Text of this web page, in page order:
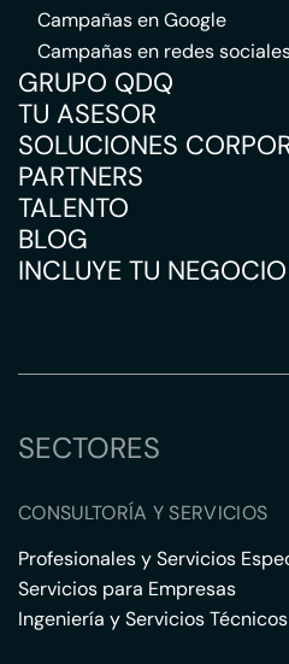
Campañas en Google
Campañas en redes
GRUPO QDQ
TU ASESOR
SOLUCIONES
PARTNERS
TALENTO
BLOG
INCLUYE TU
SECTORES
CONSULTORÍA Y SERVICIOS
Profesionales y Servicios
Servicios para Empresas
Ingeniería y Servicios Técnicos